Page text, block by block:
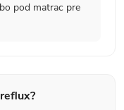
pod matrac pre